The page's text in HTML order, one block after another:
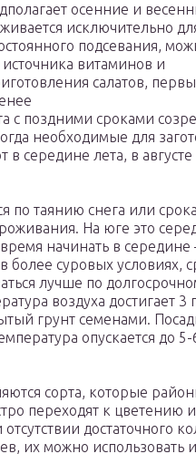
осенние и
исключительно
подсевания,
источника витаминов и
салатов,
с поздними сроками
необходимые для
середине лета, в
по таянию снега или
На юге это
начинать в середине
более суровых условиях,
лучше по
воздуха достигает 3
грунт семенами.
опускается до 5-
сорта, которые
переходят к цветению
достаточного
их можно использовать